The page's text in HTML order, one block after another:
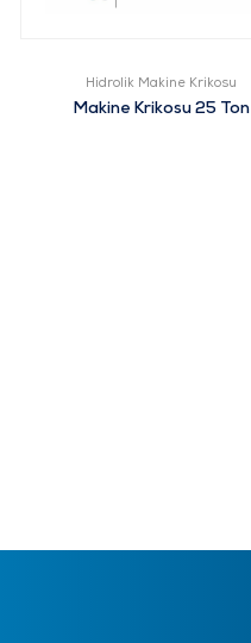
Hidrolik Makine Krikosu
Makine Krikosu 25 Ton